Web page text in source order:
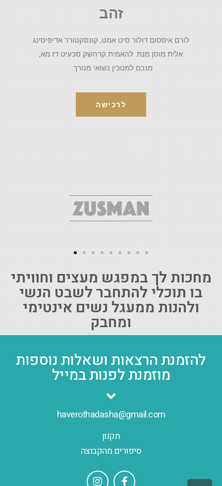
זהב
לורם איפסום דולור סיט אמט, קונסקטורר אדיפיסינג
אלית מוסן מנת. להאמית קרהשק סכעיט דז מא,
מנכם למטכין נשואי מנורך.
לרכישה
מחכות לך במפגש מעצים וחוויתי
בו תוכלי להתחבר לשבט הנשי
ולהנות ממעגל נשים אינטימי
ומחבק
להזמנת הרצאות ושאלות נוספות
מוזמנת לפנות במייל
haverothadasha@gmail.com
תקנון
סיפורים מהקבוצה